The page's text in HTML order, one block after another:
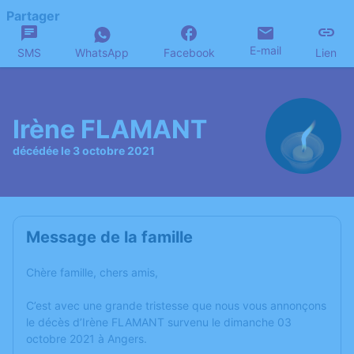
Partager
SMS WhatsApp Facebook E-mail Lien
Irène FLAMANT
décédée le 3 octobre 2021
Message de la famille
Chère famille, chers amis,
C’est avec une grande tristesse que nous vous annonçons
le décès d’Irène FLAMANT survenu le dimanche 03
octobre 2021 à Angers.